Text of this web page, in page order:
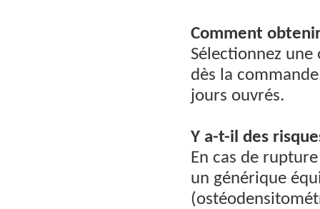
Comment
Sélectionnez
dès la
jours ouvrés.
Y a-t-il des
En cas de
un générique